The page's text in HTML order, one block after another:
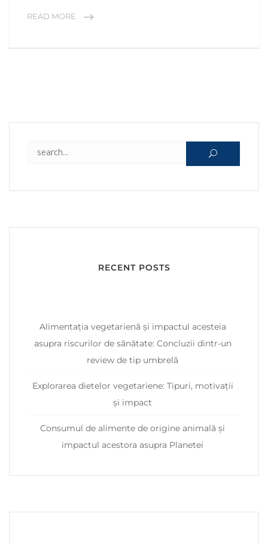
READ MORE
RECENT POSTS
Alimentația vegetarienă și impactul acesteia
asupra riscurilor de sănătate: Concluzii dintr-un
review de tip umbrelă
Explorarea dietelor vegetariene: Tipuri, motivații
și impact
Consumul de alimente de origine animală și
impactul acestora asupra Planetei